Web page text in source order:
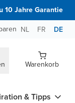
10 Jahre Garantie
NL FR DE
Warenkorb
& Tipps